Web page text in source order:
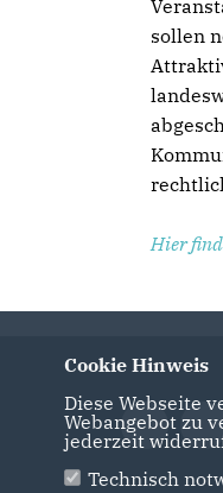
sollen
Hier
Cookie Hinweis
Diese Webseite
Webangebot zu
jederzeit
Technisch